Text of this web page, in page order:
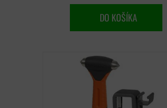
DO KOŠÍKA